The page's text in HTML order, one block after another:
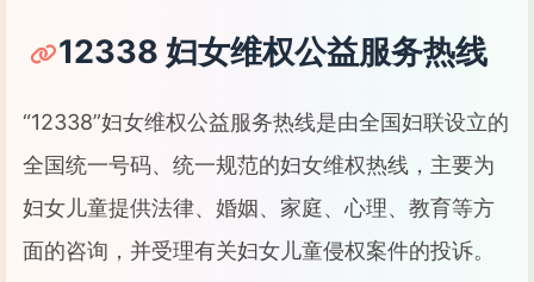
12338 妇女维权公益服务热线
“12338”妇女维权公益服务热线是由全国妇联设立的
全国统一号码、统一规范的妇女维权热线，主要为
妇女儿童提供法律、婚姻、家庭、心理、教育等方
面的咨询，并受理有关妇女儿童侵权案件的投诉。